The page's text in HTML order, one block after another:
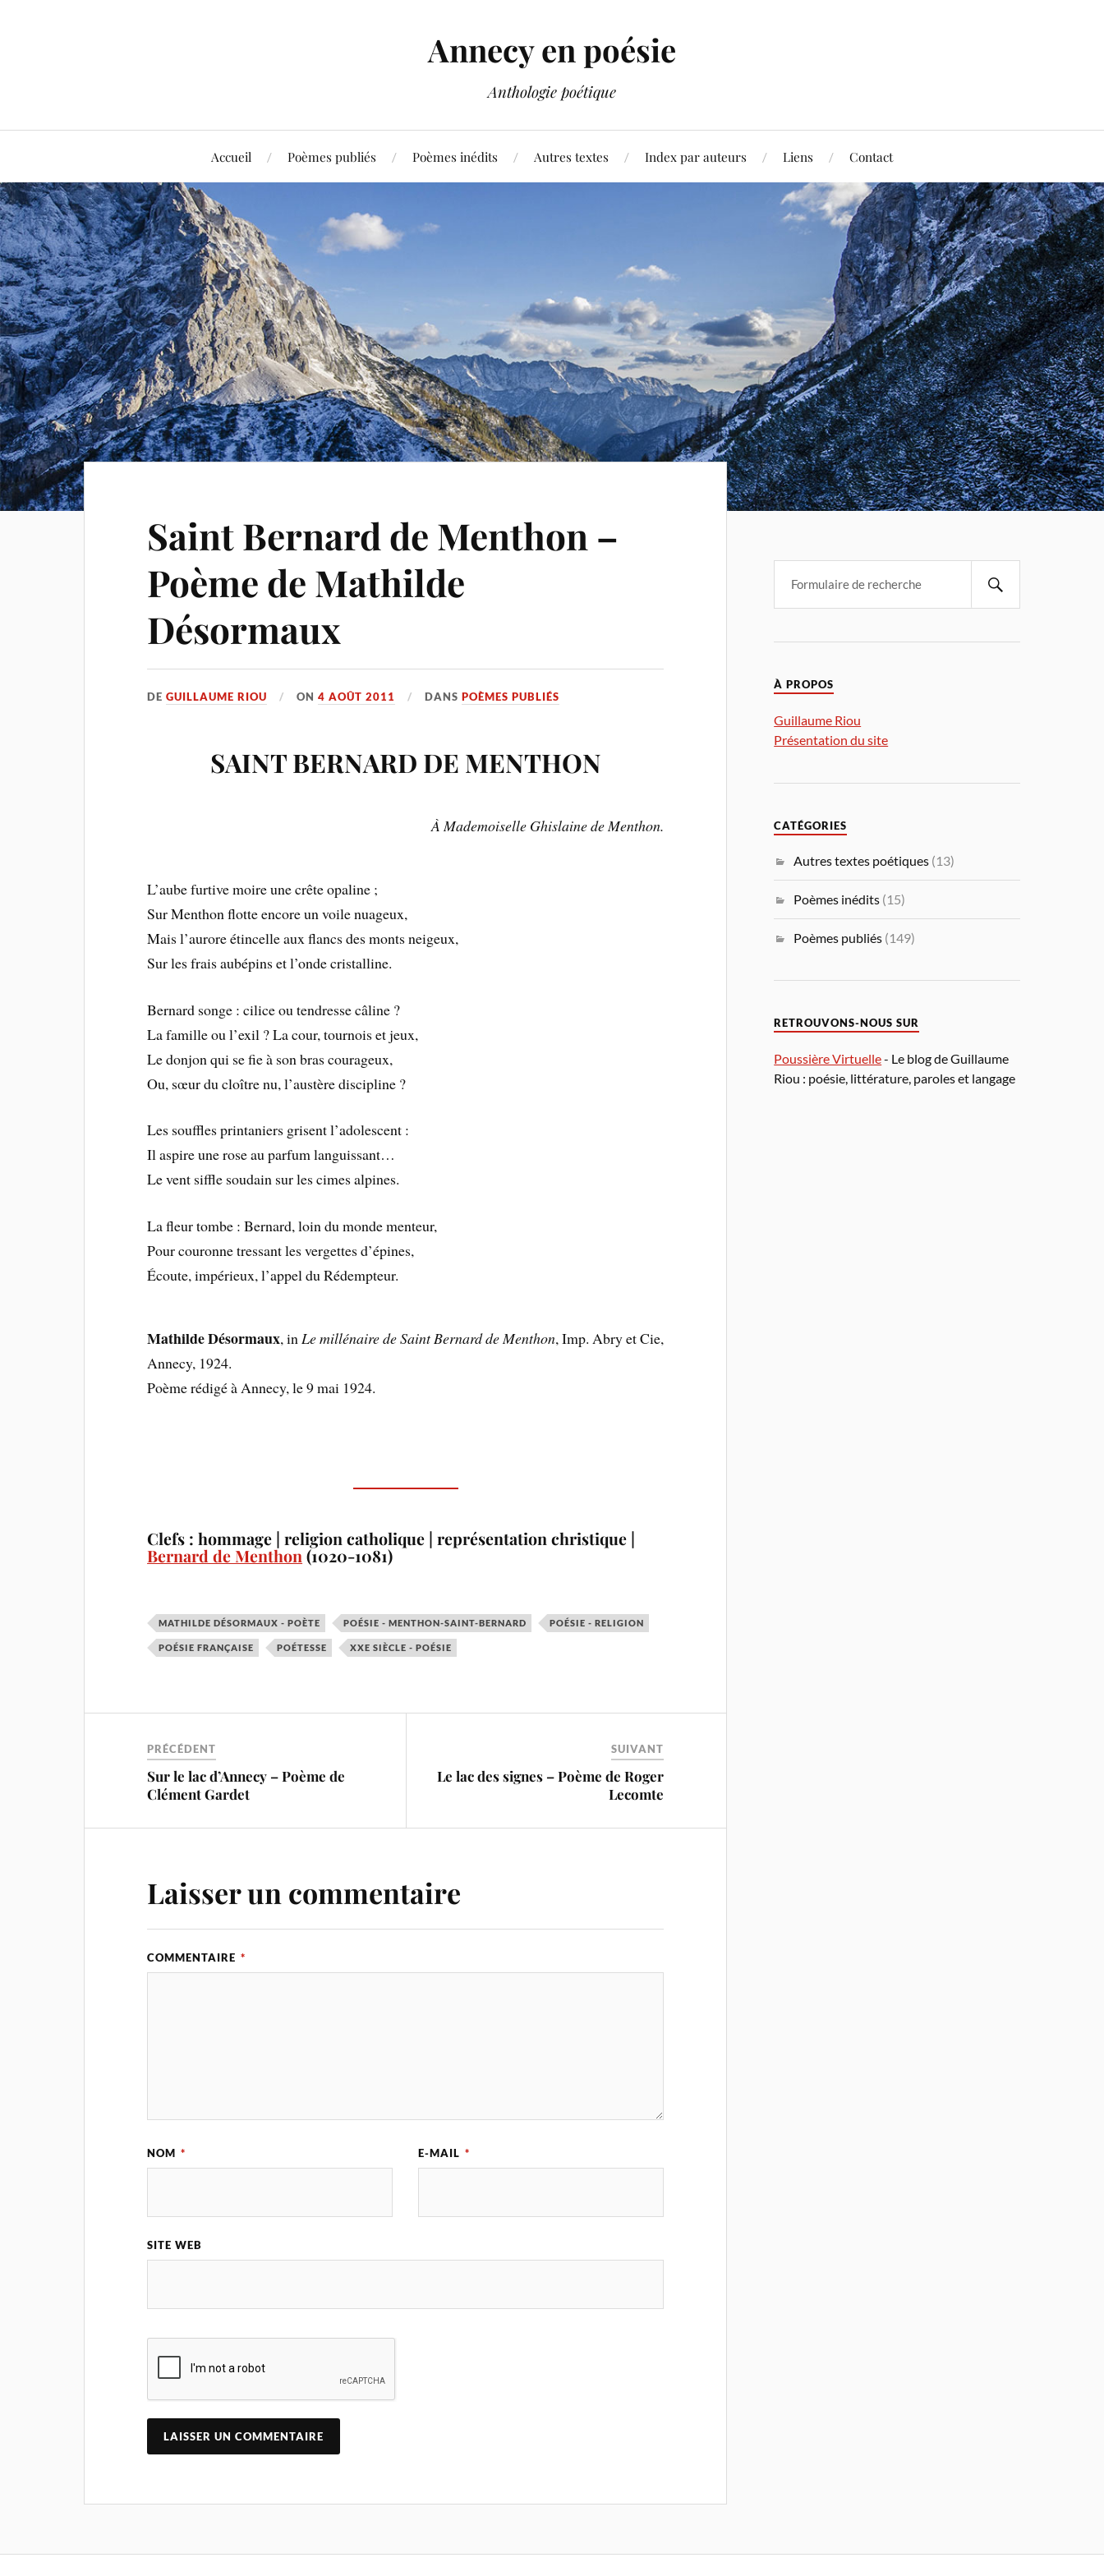
Annecy en poésie
Anthologie poétique
Accueil Poèmes publiés Poèmes inédits Autres textes Index par auteurs Liens Contact
Saint Bernard de Menthon –
Poème de Mathilde
Désormaux
DEGUILLAUME RIOU ON4 AOÛT 2011 DANSPOÈMES PUBLIÉS
SAINT BERNARD DE MENTHON
À Mademoiselle Ghislaine de Menthon.
L’aube furtive moire une crête opaline ;
Sur Menthon flotte encore un voile nuageux,
Mais l’aurore étincelle aux flancs des monts neigeux,
Sur les frais aubépins et l’onde cristalline.
Bernard songe : cilice ou tendresse câline ?
La famille ou l’exil ? La cour, tournois et jeux,
Le donjon qui se fie à son bras courageux,
Ou, sœur du cloître nu, l’austère discipline ?
Les souffles printaniers grisent l’adolescent :
Il aspire une rose au parfum languissant…
Le vent siffle soudain sur les cimes alpines.
La fleur tombe : Bernard, loin du monde menteur,
Pour couronne tressant les vergettes d’épines,
Écoute, impérieux, l’appel du Rédempteur.
Mathilde Désormaux, inLe millénaire de Saint Bernard de Menthon, Imp. Abry et Cie,
Annecy, 1924.
Poème rédigé à Annecy, le 9 mai 1924.
Clefs : hommage | religion catholique | représentation christique |
Bernard de Menthon (1020-1081)
MATHILDE DÉSORMAUX - POÈTE POÉSIE - MENTHON-SAINT-BERNARD POÉSIE - RELIGION
POÉSIE FRANÇAISE POÉTESSE XXE SIÈCLE - POÉSIE
PRÉCÉDENT
Sur le lac d’Annecy – Poème de
Clément Gardet
SUIVANT
Le lac des signes – Poème de Roger
Lecomte
Laisser un commentaire
COMMENTAIRE *
NOM * E-MAIL *
SITE WEB
À PROPOS
Guillaume Riou
Présentation du site
CATÉGORIES
Autres textes poétiques (13)
Poèmes inédits (15)
Poèmes publiés (149)
RETROUVONS-NOUS SUR
Poussière Virtuelle- Le blog de Guillaume
Riou : poésie, littérature, paroles et langage